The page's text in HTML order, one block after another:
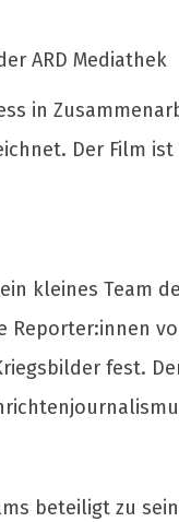
ARD Mediathek
in
Der Film
kleines Team
fest.
beteiligt zu